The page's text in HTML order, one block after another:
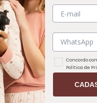
Concordo
Política de